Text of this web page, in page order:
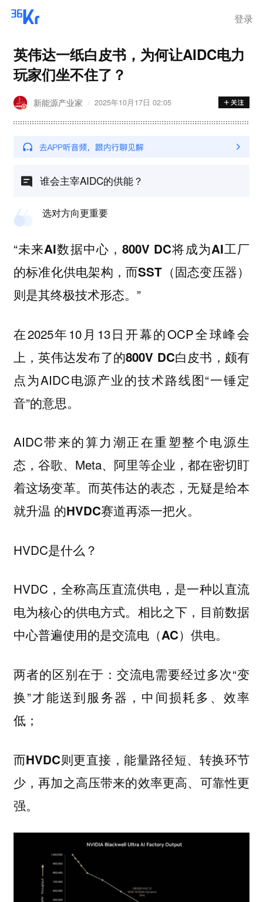
登录
英伟达一纸白皮书，为何让AIDC电力
玩家们坐不住了？
新能源产业家 2025年10月17日 02:05
谁会主宰AIDC的供能？
选对方向更重要
“未来AI数据中心，800V DC将成为AI工厂
的标准化供电架构，而SST（固态变压器）
则是其终极技术形态。”
在2025年10月13日开幕的OCP全球峰会
上，英伟达发布了的800V DC白皮书 ，颇有
点为AIDC电源产业的技术路线图“一锤定
音”的意思。
AIDC带来的算力潮正在重塑整个电源生
态，谷歌、Meta、阿里等企业，都在密切盯
着这场变革。而英伟达的表态，无疑是给本
就升温 的HVDC赛道再添一把火。
HVDC是什么？
HVDC，全称高压直流供电，是一种以直流
电为核心的供电方式。相比之下，目前数据
中心普遍使用的是交流电（AC）供电。
两者的区别在于：交流电需要经过多次“变
换”才能送到服务器，中间损耗多、效率
低；
而HVDC则更直接，能量路径短、转换环节
少，再加之高压带来的效率更高、可靠性更
强。